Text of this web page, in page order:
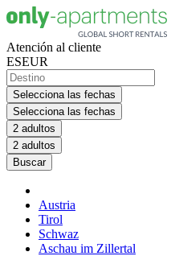
Atención al cliente
ESEUR
Selecciona las fechas
Selecciona las fechas
2 adultos
2 adultos
Buscar
Austria
Tirol
Schwaz
Aschau im Zillertal